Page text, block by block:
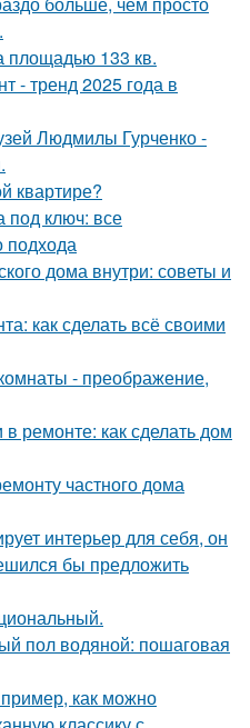
площадью 133 кв.
- тренд 2025 года в
Людмилы Гурченко -
квартире?
под ключ: все
подхода
дома внутри: советы и
как сделать всё своими
- преображение,
ремонте: как сделать дом
частного дома
интерьер для себя, он
бы предложить
пол водяной: пошаговая
как можно